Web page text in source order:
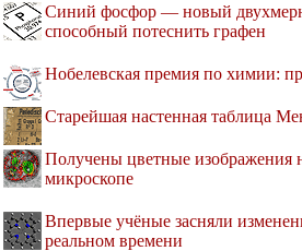
Синий фосфор — новый
способный потеснить графен
Нобелевская премия по химии:
Старейшая настенная таблица
Получены цветные изображения
микроскопе
Впервые учёные засняли
реальном времени